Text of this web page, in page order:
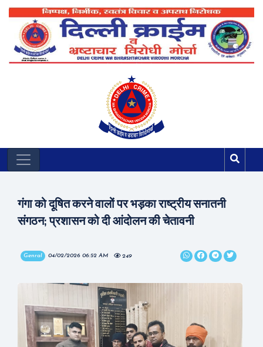
गंगा को दूषित करने वालों पर भड़का राष्ट्रीय सनातनी
संगठन; प्रशासन को दी आंदोलन की चेतावनी
Genral 04/02/2026 06:52 AM 249